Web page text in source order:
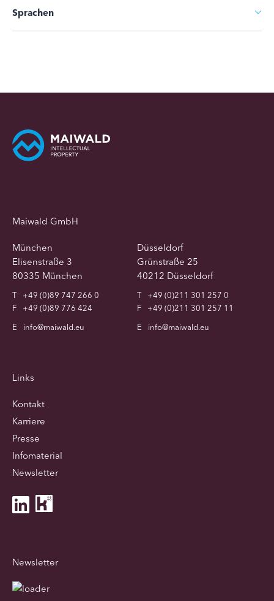
Sprachen
Maiwald GmbH
München
Elisenstraße 3
80335 München
T
+49 (0)89 747 266 0
F
+49 (0)89 776 424
E
info@maiwald.eu
Düsseldorf
Grünstraße 25
40212 Düsseldorf
T
+49 (0)211 301 257 0
F
+49 (0)211 301 257 11
E
info@maiwald.eu
Links
Kontakt
Karriere
Presse
Infomaterial
Newsletter
Newsletter